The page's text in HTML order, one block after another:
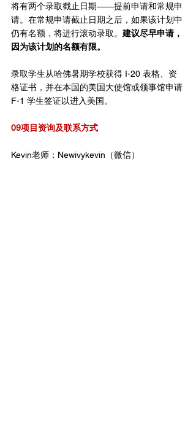
将有两个录取截止日期——提前申请和常规申
请。在常规申请截止日期之后，如果该计划中
仍有名额，将进行滚动录取。 建议尽早申请，
因为该计划的名额有限。
录取学生从哈佛暑期学校获得 I-20 表格、资
格证书，并在本国的美国大使馆或领事馆申请
F-1 学生签证以进入美国。
09项目资询及联系方式
Kevin老师：Newivykevin（微信）